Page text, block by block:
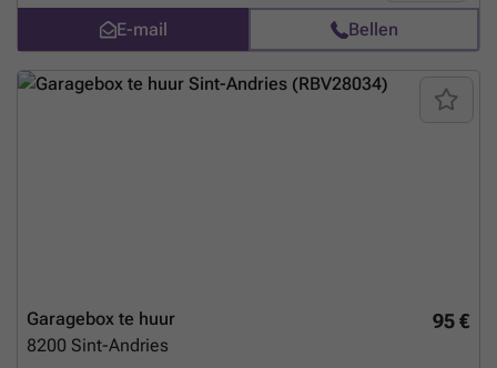
E-mail Bellen
95 €
Garagebox te huur
8200 Sint-Andries